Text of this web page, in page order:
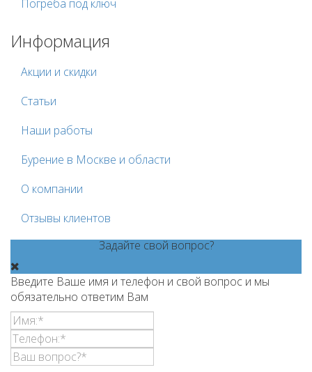
Погреба под ключ
Информация
Акции и скидки
Статьи
Наши работы
Бурение в Москве и области
О компании
Отзывы клиентов
Задайте свой вопрос?
Введите Ваше имя и телефон и свой вопрос и мы
обязательно ответим Вам